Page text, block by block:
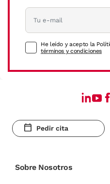
He leído y acepto la
términos y condiciones
Pedir cita
Sobre Nosotros